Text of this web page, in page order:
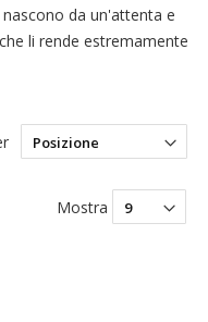
da un'attenta e
li rende estremamente
Mostra